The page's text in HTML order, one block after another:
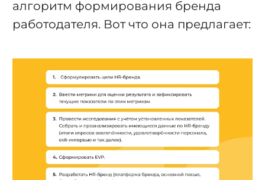
алгоритм формирования бренда
работодателя. Вот что она предлагает: